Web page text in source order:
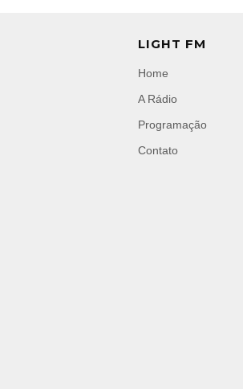
LIGHT FM
Home
A Rádio
Programação
Contato